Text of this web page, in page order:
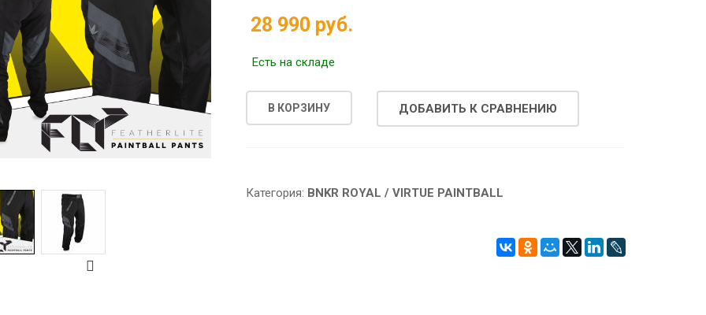
28 990 руб.
Есть на складе
В КОРЗИНУ ДОБАВИТЬ К СРАВНЕНИЮ
Категория: BNKR ROYAL / VIRTUE PAINTBALL